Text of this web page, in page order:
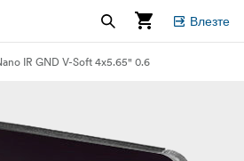
Влезте
IR GND V-Soft 4x5.65" 0.6